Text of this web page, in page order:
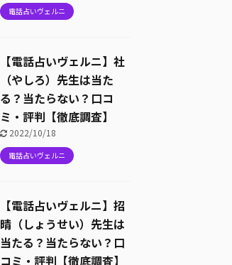
電話占いヴェルニ
【電話占いヴェルニ】社
（やしろ）先生は当た
る？当たらない？口コ
ミ・評判【徹底調査】
2022/10/18
電話占いヴェルニ
【電話占いヴェルニ】招
晴（しょうせい）先生は
当たる？当たらない？口
コミ・評判【徹底調査】